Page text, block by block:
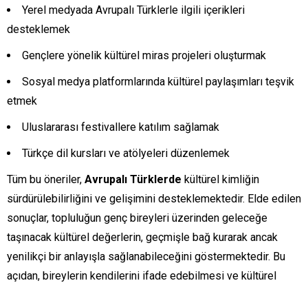
Yerel medyada Avrupalı Türklerle ilgili içerikleri
desteklemek
Gençlere yönelik kültürel miras projeleri oluşturmak
Sosyal medya platformlarında kültürel paylaşımları teşvik
etmek
Uluslararası festivallere katılım sağlamak
Türkçe dil kursları ve atölyeleri düzenlemek
Tüm bu öneriler, Avrupalı Türklerde kültürel kimliğin
sürdürülebilirliğini ve gelişimini desteklemektedir. Elde edilen
sonuçlar, topluluğun genç bireyleri üzerinden geleceğe
taşınacak kültürel değerlerin, geçmişle bağ kurarak ancak
yenilikçi bir anlayışla sağlanabileceğini göstermektedir. Bu
açıdan, bireylerin kendilerini ifade edebilmesi ve kültürel